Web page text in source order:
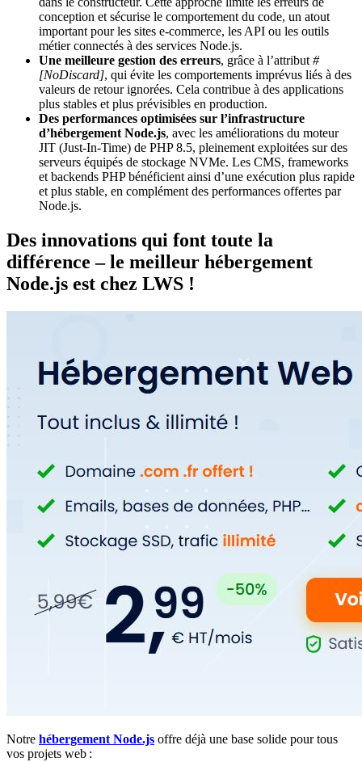
conception et sécurise le comportement du code, un atout
important pour les sites e-commerce, les API ou les outils
métier connectés à des services Node.js.
Une meilleure gestion des erreurs, grâce à l’attribut #
[NoDiscard], qui évite les comportements imprévus liés à des
valeurs de retour ignorées. Cela contribue à des applications
plus stables et plus prévisibles en production.
Des performances optimisées sur l’infrastructure
d’hébergement Node.js, avec les améliorations du moteur
JIT (Just-In-Time) de PHP 8.5, pleinement exploitées sur des
serveurs équipés de stockage NVMe. Les CMS, frameworks
et backends PHP bénéficient ainsi d’une exécution plus rapide
et plus stable, en complément des performances offertes par
Node.js.
Des innovations qui font toute la
différence – le meilleur hébergement
Node.js est chez LWS !
Notre hébergement Node.js offre déjà une base solide pour tous
vos projets web :